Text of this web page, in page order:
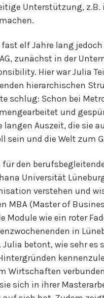
Unterstützung, z.B.
elf Jahre lang
zunächst in der
Hier war Julia
hierarchischen
schlug: Schon bei
und
Auszeit, die sie
sein und die Welt zum
für den
Universität
verstehen und
MBA (Master of
wie ein roter
in
betont, wie sehr es
Wirtschaften
sich in ihrer